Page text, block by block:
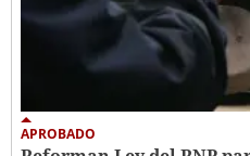
APROBADO